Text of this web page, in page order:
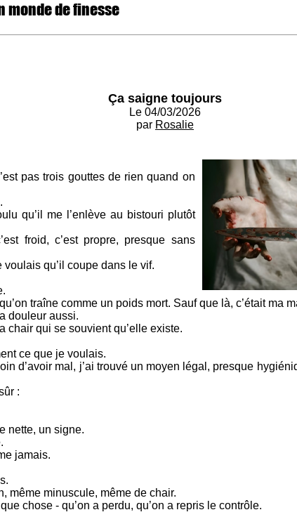
monde de finesse
Ça saigne toujours
Le 04/03/2026
par Rosalie
pas trois gouttes de rien quand on
qu’il me l’enlève au bistouri plutôt
froid, c’est propre, presque sans
qu’il coupe dans le vif.
traîne comme un poids mort. Sauf que là, c’était ma
douleur aussi.
chair qui se souvient qu’elle existe.
ce que je voulais.
d’avoir mal, j’ai trouvé un moyen légal, presque
:
nette, un signe.
jamais.
même minuscule, même de chair.
chose - qu’on a perdu, qu’on a repris le contrôle.